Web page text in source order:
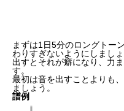
まずは1日5分のロングトー
わりすぎないようにしまし
出すとそれが癖になり、力
す。
最初は音を出すことよりも、
ましょう。
譜例